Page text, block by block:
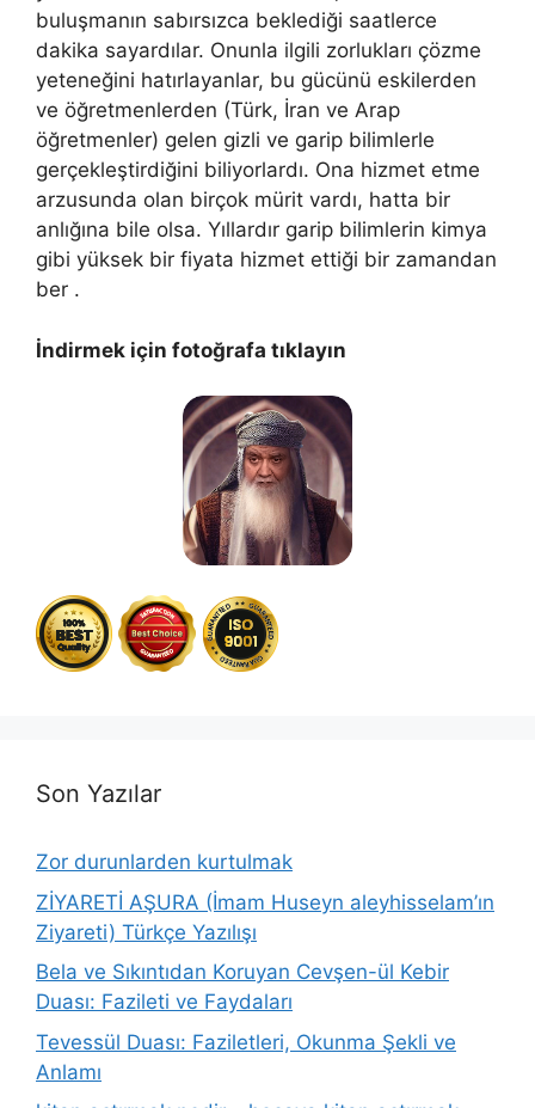
buluşmanın sabırsızca beklediği saatlerce
dakika sayardılar. Onunla ilgili zorlukları çözme
yeteneğini hatırlayanlar, bu gücünü eskilerden
ve öğretmenlerden (Türk, İran ve Arap
öğretmenler) gelen gizli ve garip bilimlerle
gerçekleştirdiğini biliyorlardı. Ona hizmet etme
arzusunda olan birçok mürit vardı, hatta bir
anlığına bile olsa. Yıllardır garip bilimlerin kimya
gibi yüksek bir fiyata hizmet ettiği bir zamandan
ber .
İndirmek için fotoğrafa tıklayın
Son Yazılar
Zor durunlarden kurtulmak
ZİYARETİ AŞURA (İmam Huseyn aleyhisselam’ın
Ziyareti) Türkçe Yazılışı
Bela ve Sıkıntıdan Koruyan Cevşen-ül Kebir
Duası: Fazileti ve Faydaları
Tevessül Duası: Faziletleri, Okunma Şekli ve
Anlamı